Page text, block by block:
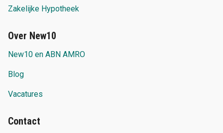
Zakelijke Hypotheek
Over New10
New10 en ABN AMRO
Blog
Vacatures
Contact